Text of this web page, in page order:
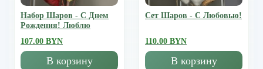
Набор Шаров - С Днем
Рождения! Люблю
107.00 BYN
В корзину
Сет Шаров - С Любовью!
110.00 BYN
В корзину